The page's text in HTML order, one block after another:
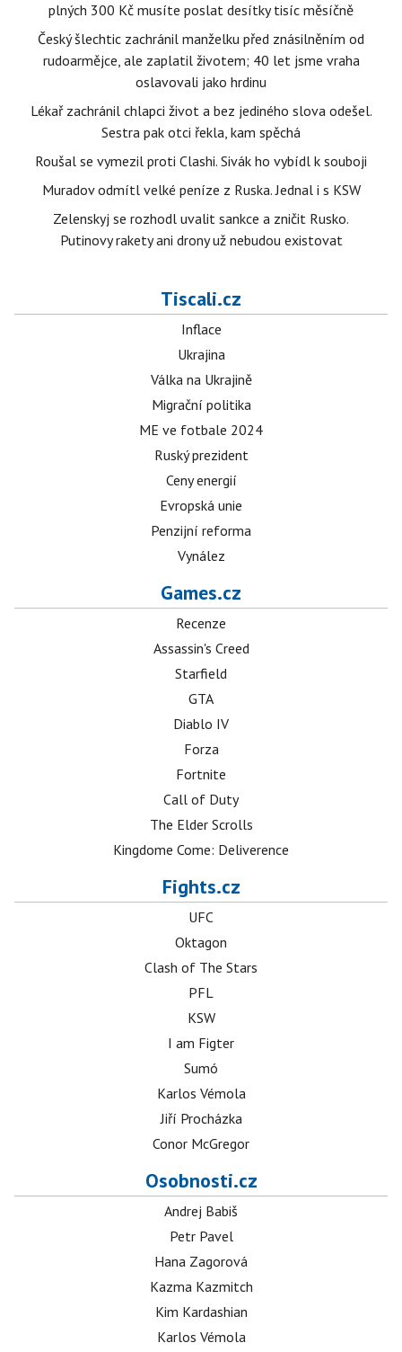
plných 300 Kč musíte poslat desítky tisíc měsíčně
Český šlechtic zachránil manželku před znásilněním od
rudoarmějce, ale zaplatil životem; 40 let jsme vraha
oslavovali jako hrdinu
Lékař zachránil chlapci život a bez jediného slova odešel.
Sestra pak otci řekla, kam spěchá
Roušal se vymezil proti Clashi. Sivák ho vybídl k souboji
Muradov odmítl velké peníze z Ruska. Jednal i s KSW
Zelenskyj se rozhodl uvalit sankce a zničit Rusko.
Putinovy rakety ani drony už nebudou existovat
Tiscali.cz
Inflace
Ukrajina
Válka na Ukrajině
Migrační politika
ME ve fotbale 2024
Ruský prezident
Ceny energií
Evropská unie
Penzijní reforma
Vynález
Games.cz
Recenze
Assassin's Creed
Starfield
GTA
Diablo IV
Forza
Fortnite
Call of Duty
The Elder Scrolls
Kingdome Come: Deliverence
Fights.cz
UFC
Oktagon
Clash of The Stars
PFL
KSW
I am Figter
Sumó
Karlos Vémola
Jiří Procházka
Conor McGregor
Osobnosti.cz
Andrej Babiš
Petr Pavel
Hana Zagorová
Kazma Kazmitch
Kim Kardashian
Karlos Vémola